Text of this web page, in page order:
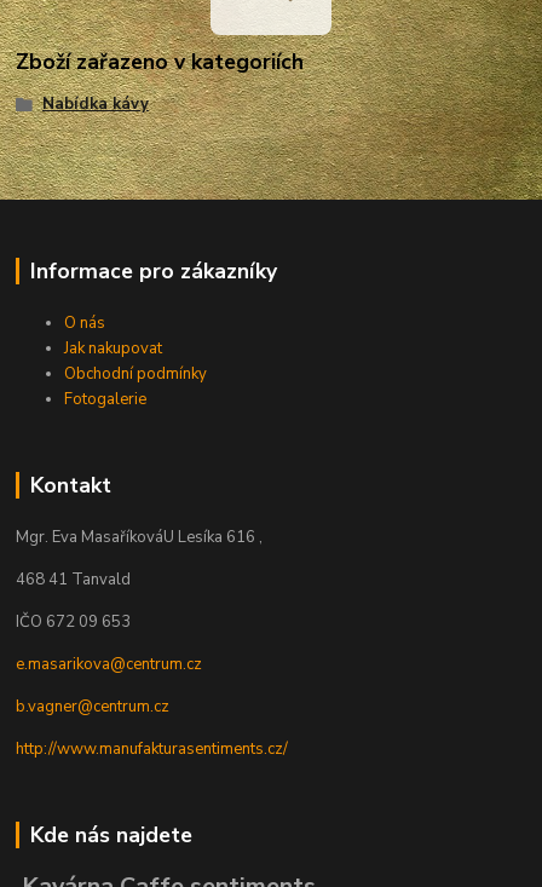
Zboží zařazeno v kategoriích
Nabídka kávy
Informace pro zákazníky
O nás
Jak nakupovat
Obchodní podmínky
Fotogalerie
Kontakt
Mgr. Eva MasaříkováU Lesíka 616 ,
468 41 Tanvald
IČO 672 09 653
e.masarikova@centrum.cz
b.vagner@centrum.cz
http://www.manufakturasentiments.cz/
Kde nás najdete